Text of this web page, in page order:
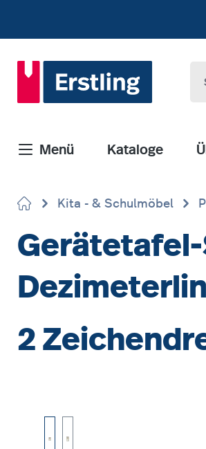
Menü Kataloge
Kita - & Schulmöbel
2